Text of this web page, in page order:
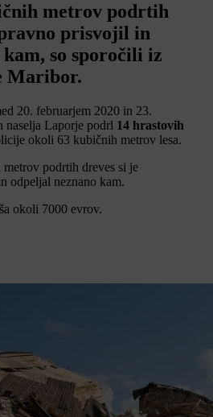
metrov podrtih
prisvojil in
so sporočili iz
Maribor.
20. februarjem 2020 in 23.
naselja Laporje podrl 14 hrastovih
okoli 63 kubičnih metrov lesa.
podrtih dreves si je
odpeljal neznano kam.
okoli 7000 evrov.